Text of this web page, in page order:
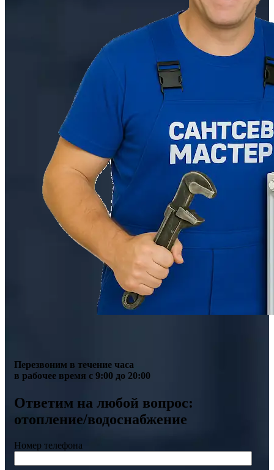
Перезвоним в течение часа
в рабочее время с 9:00 до 20:00
Ответим на любой вопрос:
отопление/водоснабжение
Номер телефона